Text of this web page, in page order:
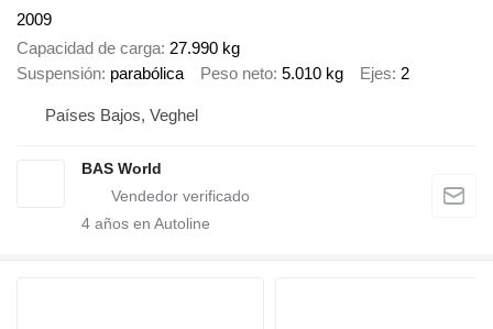
2009
Capacidad de carga 27.990 kg
Suspensión parabólica Peso neto 5.010 kg Ejes 2
Países Bajos, Veghel
BAS World
4 años en Autoline